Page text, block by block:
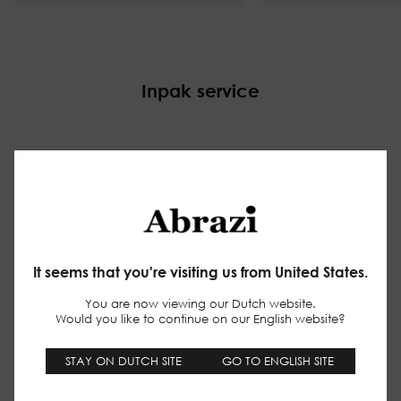
Keep track of the pages you check out
Tailor promotions to your interests using ads
personalisation(marketing)
privacy policy
The cookies we use by category
It seems that you're visiting us from United States.
You are now viewing our Dutch website.
Would you like to continue on our English website?
STAY ON DUTCH SITE GO TO ENGLISH SITE
Inpak service